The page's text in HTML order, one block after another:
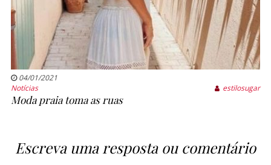
04/01/2021
Notícias
estilosugar
Moda praia toma as ruas
Escreva uma resposta ou comentário